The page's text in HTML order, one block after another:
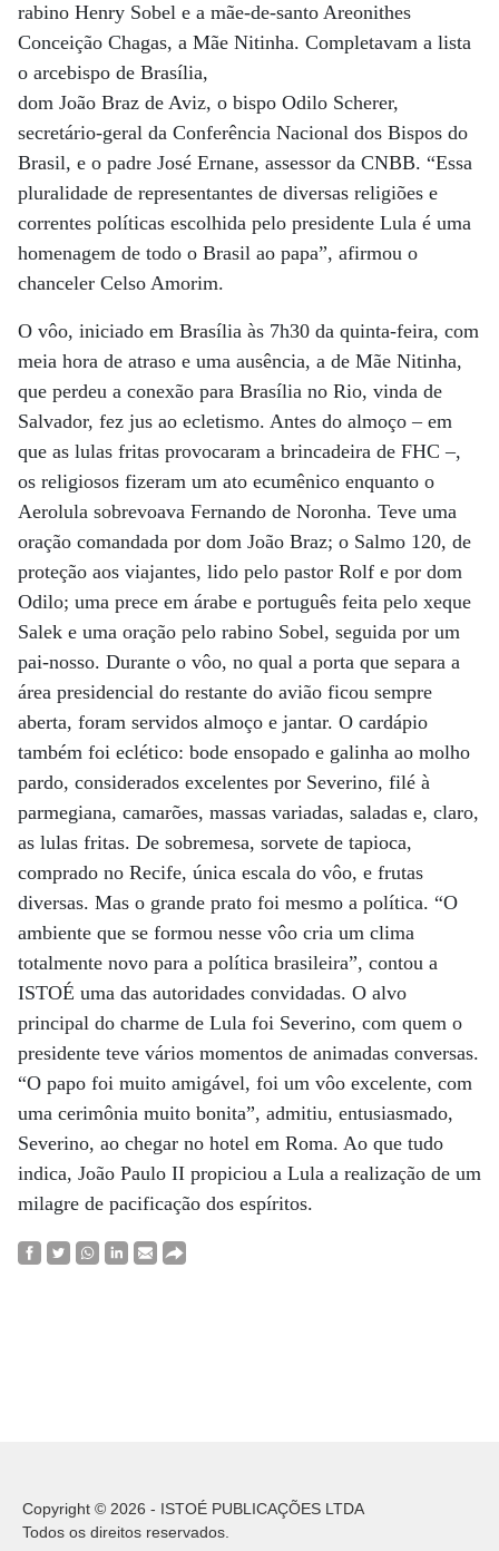
rabino Henry Sobel e a mãe-de-santo Areonithes
Conceição Chagas, a Mãe Nitinha. Completavam a lista
o arcebispo de Brasília,
dom João Braz de Aviz, o bispo Odilo Scherer,
secretário-geral da Conferência Nacional dos Bispos do
Brasil, e o padre José Ernane, assessor da CNBB. “Essa
pluralidade de representantes de diversas religiões e
correntes políticas escolhida pelo presidente Lula é uma
homenagem de todo o Brasil ao papa”, afirmou o
chanceler Celso Amorim.
O vôo, iniciado em Brasília às 7h30 da quinta-feira, com
meia hora de atraso e uma ausência, a de Mãe Nitinha,
que perdeu a conexão para Brasília no Rio, vinda de
Salvador, fez jus ao ecletismo. Antes do almoço – em
que as lulas fritas provocaram a brincadeira de FHC –,
os religiosos fizeram um ato ecumênico enquanto o
Aerolula sobrevoava Fernando de Noronha. Teve uma
oração comandada por dom João Braz; o Salmo 120, de
proteção aos viajantes, lido pelo pastor Rolf e por dom
Odilo; uma prece em árabe e português feita pelo xeque
Salek e uma oração pelo rabino Sobel, seguida por um
pai-nosso. Durante o vôo, no qual a porta que separa a
área presidencial do restante do avião ficou sempre
aberta, foram servidos almoço e jantar. O cardápio
também foi eclético: bode ensopado e galinha ao molho
pardo, considerados excelentes por Severino, filé à
parmegiana, camarões, massas variadas, saladas e, claro,
as lulas fritas. De sobremesa, sorvete de tapioca,
comprado no Recife, única escala do vôo, e frutas
diversas. Mas o grande prato foi mesmo a política. “O
ambiente que se formou nesse vôo cria um clima
totalmente novo para a política brasileira”, contou a
ISTOÉ uma das autoridades convidadas. O alvo
principal do charme de Lula foi Severino, com quem o
presidente teve vários momentos de animadas conversas.
“O papo foi muito amigável, foi um vôo excelente, com
uma cerimônia muito bonita”, admitiu, entusiasmado,
Severino, ao chegar no hotel em Roma. Ao que tudo
indica, João Paulo II propiciou a Lula a realização de um
milagre de pacificação dos espíritos.
Copyright © 2026 - ISTOÉ PUBLICAÇÕES LTDA
Todos os direitos reservados.